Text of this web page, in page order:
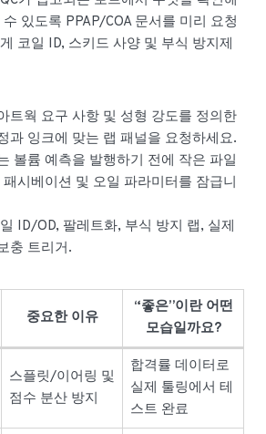
있도록 PPAP/COA 문서를 미리 요청
코일 ID, 스키드 사양 및 부식 방지제
트웍 요구 사항 및 성형 강도를 정의한
과 잉크에 맞는 랩 패널을 요청하세요.
볼륨 예측을 발행하기 전에 작은 파일
시베이션 및 오일 파라미터를 잠급니
ID/OD, 팔레트화, 부식 방지 랩, 실제
충 트리거.
중요한 이유
“좋은”이란 어떤
모습일까요?
스플릿/이어링 및
점수 분산 방지
합격률 데이터로
실제 툴링에서 테
스트 완료